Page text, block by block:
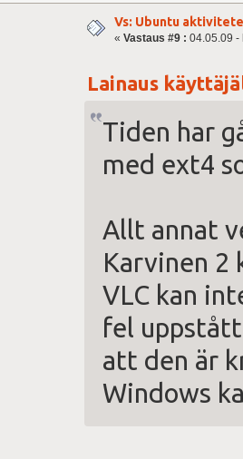
Vs: Ubuntu
« Vastaus #9 : 04.05.09 -
Lainaus
Tiden har
med ext4
Allt annat
Karvinen 2
VLC kan
fel
att den är
Windows